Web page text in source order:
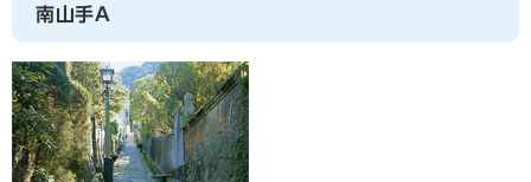
南山手A